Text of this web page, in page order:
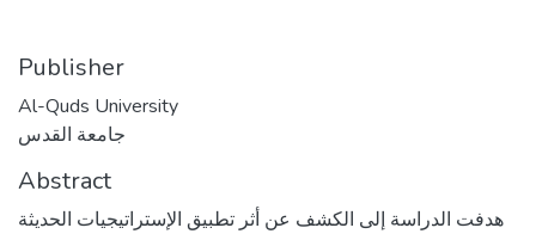
Publisher
Al-Quds University
جامعة القدس
Abstract
هدفت الدراسة إلى الكشف عن أثر تطبيق الإستراتيجيات الحديثة